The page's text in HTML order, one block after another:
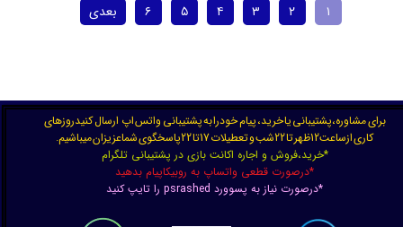
۱ ۲ ۳ ۴ ۵ ۶ بعدی
برای مشاوره،پشتیبانی یا خرید، پیام خودرا به پشتیبانی واتس اپ ارسال کنیدروزهای
کاری ازساعت12ظهر تا 22شب و تعطیلات 17تا 22پاسخگوی شماعزیزان میباشیم.
*خرید،فروش و اجاره اکانت بازی در پشتیبانی تلگرام
*درصورت قطعی واتساپ به روبیکاپیام بدهید
*درصورت نیاز به پسوورد psrashed را تایپ کنید